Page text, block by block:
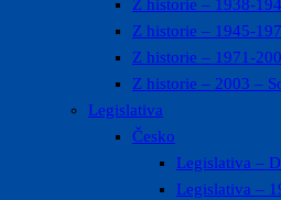
Z historie – 1938-
Z historie – 1945-
Z historie – 1971-
Z historie – 2003 –
Legislativa
Česko
Legislativa –
Legislativa –